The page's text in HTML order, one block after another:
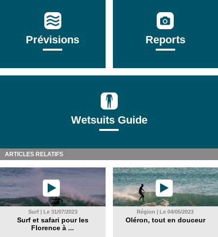
Prévisions Reports
Wetsuits Guide
ARTICLES RELATIFS
Surf | Le 31/07/2023
Surf et safari pour les
Florence à ...
Région | Le 04/05/2023
Oléron, tout en douceur